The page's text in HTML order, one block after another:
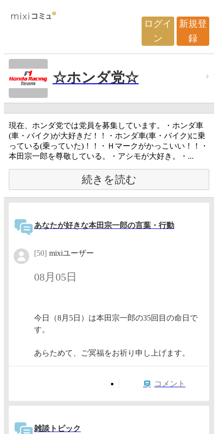
ログイ
ン
新規登
録
☆ホンダ党☆
現在、ホンダ党では党員を募集しています。・ホンダ車
(車・バイク)が大好きだ！！・ホンダ車(車・バイク)に乗
っている(乗っていた)！！・Ｈマークがかっこいい！！・
本田宗一郎を尊敬している。・アシモが大好き。・...
続きを読む
あなたが好きな本田宗一郎の言葉・行動
[50] mixiユーザー
08月05日
今日（8月5日）は本田宗一郎の35回目の命日で
す。
あらためて、ご冥福をお祈り申し上げます。
コメント
雑談トピック